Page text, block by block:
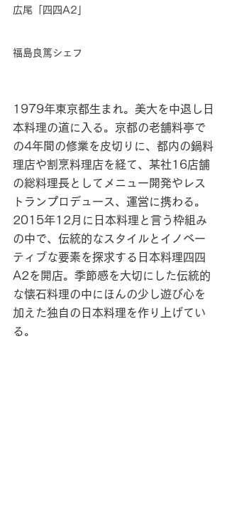
広尾「四四A2」
福島良篤シェフ
1979年東京都生まれ。美大を中退し日
本料理の道に入る。京都の老舗料亭で
の4年間の修業を皮切りに、都内の鍋料
理店や割烹料理店を経て、某社16店舗
の総料理長としてメニュー開発やレス
トランプロデュース、運営に携わる。
2015年12月に日本料理と言う枠組み
の中で、伝統的なスタイルとイノベー
ティブな要素を探求する日本料理四四
A2を開店。季節感を大切にした伝統的
な懐石料理の中にほんの少し遊び心を
加えた独自の日本料理を作り上げてい
る。